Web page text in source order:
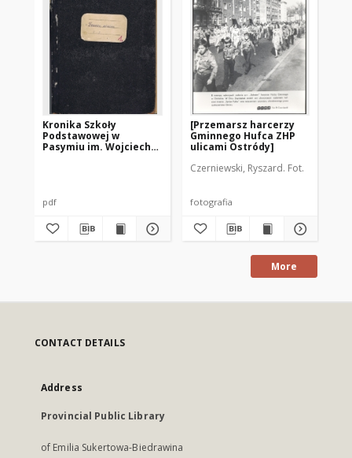
Kronika Szkoły
Podstawowej w
Pasymiu im. Wojciecha
pdf
[Przemarsz harcerzy
Gminnego Hufca ZHP
ulicami Ostródy]
Czerniewski, Ryszard. Fot.
fotografia
More
CONTACT DETAILS
Address
Provincial Public Library
of Emilia Sukertowa-Biedrawina